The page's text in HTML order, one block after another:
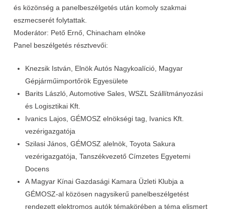
és közönség a panelbeszélgetés után komoly szakmai
eszmecserét folytattak.
Moderátor: Pető Ernő, Chinacham elnöke
Panel beszélgetés résztvevői:
Knezsik István, Elnök Autós Nagykoalíció, Magyar
Gépjárműimportőrök Egyesülete
Barits László, Automotive Sales, WSZL Szállítmányozási
és Logisztikai Kft.
Ivanics Lajos, GÉMOSZ elnökségi tag, Ivanics Kft.
vezérigazgatója
Szilasi János, GÉMOSZ alelnök, Toyota Sakura
vezérigazgatója, Tanszékvezető Címzetes Egyetemi
Docens
A Magyar Kínai Gazdasági Kamara Üzleti Klubja a
GÉMOSZ-al közösen nagysikerű panelbeszélgetést
rendezett elektromos autók témakörében a téma elismert